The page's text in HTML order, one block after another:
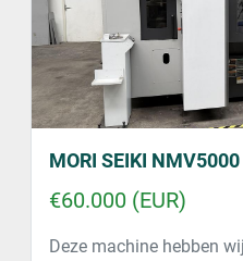
MORI SEIKI NMV5000
€60.000 (EUR)
Deze machine hebben